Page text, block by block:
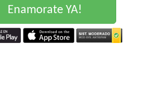
Enamorate YA!